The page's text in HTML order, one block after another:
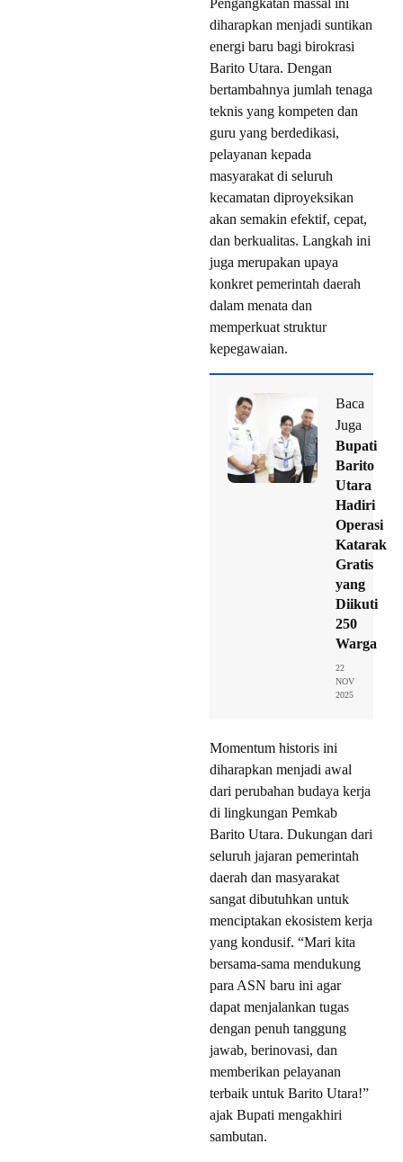
diharapkan menjadi suntikan
energi baru bagi birokrasi
Barito Utara. Dengan
bertambahnya jumlah tenaga
teknis yang kompeten dan
guru yang berdedikasi,
pelayanan kepada
masyarakat di seluruh
kecamatan diproyeksikan
akan semakin efektif, cepat,
dan berkualitas. Langkah ini
juga merupakan upaya
konkret pemerintah daerah
dalam menata dan
memperkuat struktur
kepegawaian.
Baca
Juga
Bupati
Barito
Utara
Hadiri
Operasi
Katarak
Gratis
yang
Diikuti
250
Warga
22
NOV
2025
Momentum historis ini
diharapkan menjadi awal
dari perubahan budaya kerja
di lingkungan Pemkab
Barito Utara. Dukungan dari
seluruh jajaran pemerintah
daerah dan masyarakat
sangat dibutuhkan untuk
menciptakan ekosistem kerja
yang kondusif. “Mari kita
bersama-sama mendukung
para ASN baru ini agar
dapat menjalankan tugas
dengan penuh tanggung
jawab, berinovasi, dan
memberikan pelayanan
terbaik untuk Barito Utara!”
ajak Bupati mengakhiri
sambutan.